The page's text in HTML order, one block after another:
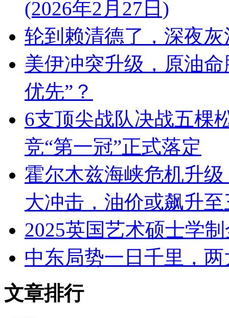
(2026年2月27日)
轮到赖清德了，深夜灰
美伊冲突升级，原油
优先”？
6支顶尖战队决战五棵
竞“第一冠”正式落定
霍尔木兹海峡危机升
大冲击，油价或飙升
2025英国艺术硕士学
中东局势一日千里，
文章排行